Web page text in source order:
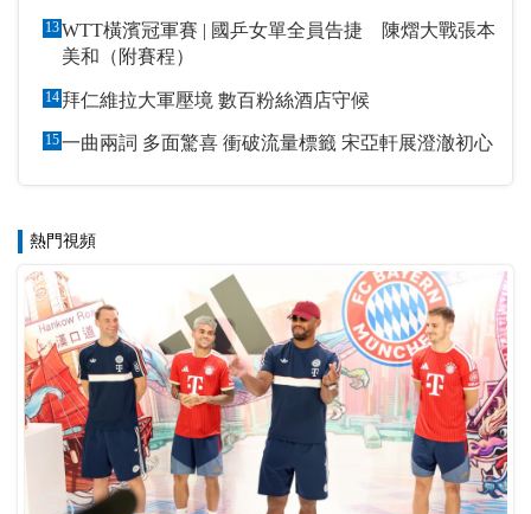
13WTT橫濱冠軍賽 | 國乒女單全員告捷 陳熠大戰張本
美和（附賽程）
14 拜仁維拉大軍壓境 數百粉絲酒店守候
15 一曲兩詞 多面驚喜 衝破流量標籤 宋亞軒展澄澈初心
熱門視頻